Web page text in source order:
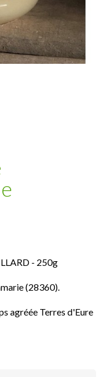
- 250g
(28360).
agréée Terres d'Eure